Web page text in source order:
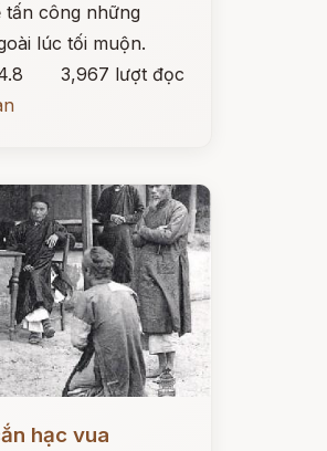
tấn công những
lúc tối muộn.
3,967 lượt đọc
hạc vua